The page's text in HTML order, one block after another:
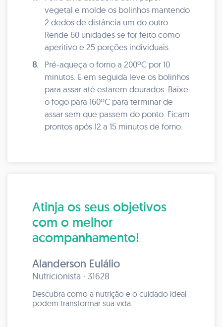
vegetal e molde os bolinhos mantendo
2 dedos de distância um do outro.
Rende 60 unidades se for feito como
aperitivo e 25 porções individuais.
8.
Pré-aqueça o forno a 200ºC por 10
minutos. E em seguida leve os bolinhos
para assar até estarem dourados. Baixe
o fogo para 160ºC para terminar de
assar sem que passem do ponto. Ficam
prontos após 12 a 15 minutos de forno.
Atinja os seus objetivos
com o melhor
acompanhamento!
Alanderson Eulálio
Nutricionista · 31628
Descubra como a nutrição e o cuidado ideal
podem transformar sua vida.